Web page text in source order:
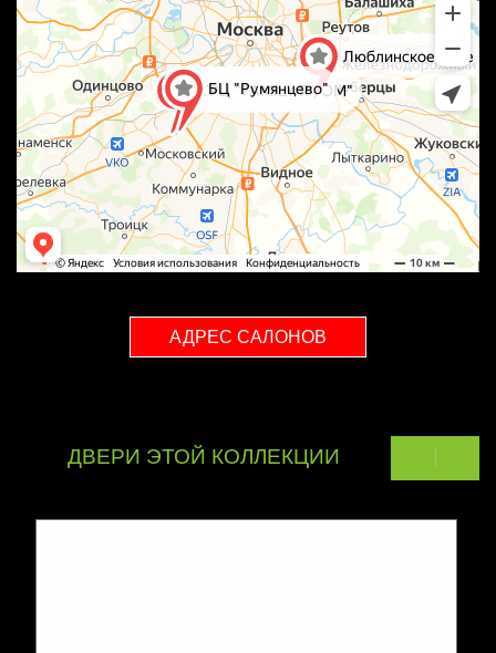
АДРЕС САЛОНОВ
ДВЕРИ ЭТОЙ КОЛЛЕКЦИИ